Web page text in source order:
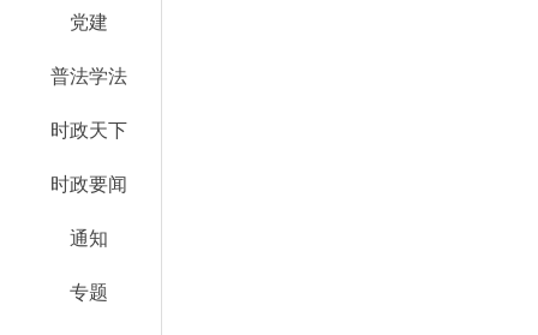
党建
普法学法
时政天下
时政要闻
通知
专题